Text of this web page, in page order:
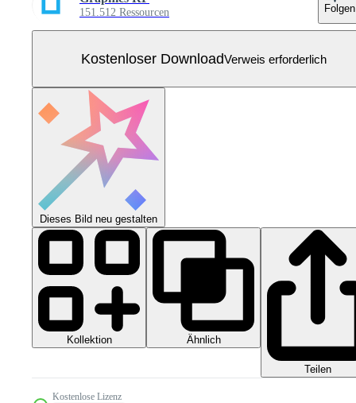
151.512 Ressourcen Folgen
Kostenloser DownloadVerweis erforderlich
Dieses Bild neu gestalten
Kollektion Ähnlich
Teilen
Kostenlose Lizenz